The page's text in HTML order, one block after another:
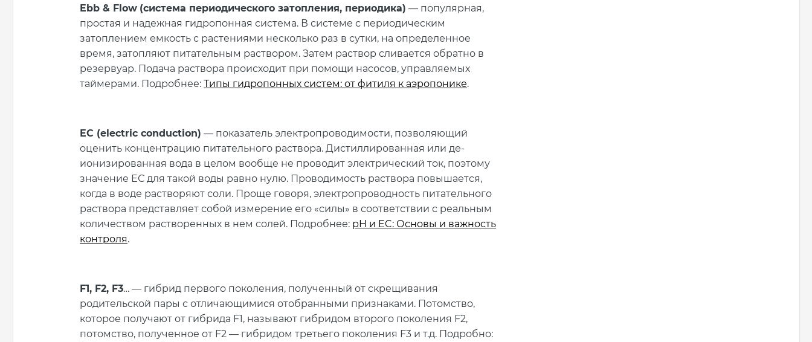
Ebb & Flow (система периодического затопления, периодика) — популярная,
простая и надежная гидропонная система. В системе с периодическим
затоплением емкость с растениями несколько раз в сутки, на определенное
время, затопляют питательным раствором. Затем раствор сливается обратно в
резервуар. Подача раствора происходит при помощи насосов, управляемых
таймерами. Подробнее: Типы гидропонных систем: от фитиля к аэропонике.
EC (electric conduction) — показатель электропроводимости, позволяющий
оценить концентрацию питательного раствора. Дистиллированная или де-
ионизированная вода в целом вообще не проводит электрический ток, поэтому
значение ЕС для такой воды равно нулю. Проводимость раствора повышается,
когда в воде растворяют соли. Проще говоря, электропроводность питательного
раствора представляет собой измерение его «силы» в соответствии с реальным
количеством растворенных в нем солей. Подробнее: pH и EC: Основы и важность
контроля.
F1, F2, F3… — гибрид первого поколения, полученный от скрещивания
родительской пары с отличающимися отобранными признаками. Потомство,
которое получают от гибрида F1, называют гибридом второго поколения F2,
потомство, полученное от F2 — гибридом третьего поколения F3 и т.д. Подробно: